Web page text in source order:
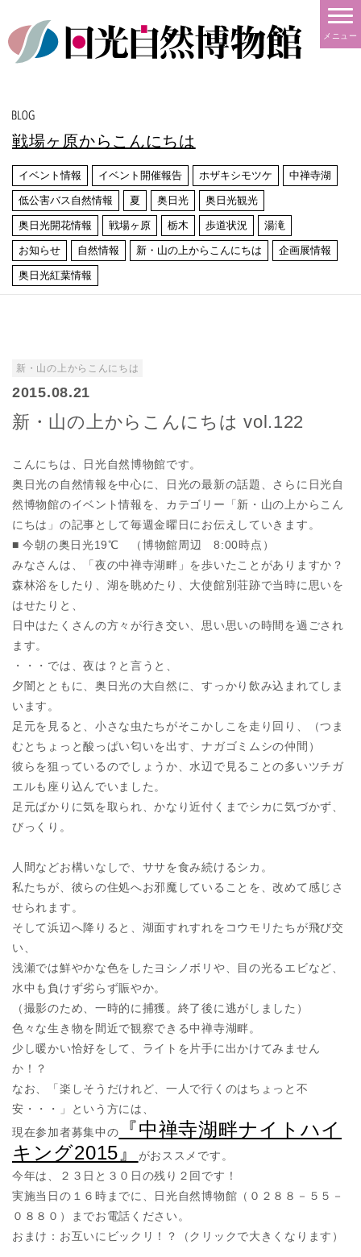
メニュー
戦場ヶ原からこんにちは
イベント情報 イベント開催報告 ホザキシモツケ 中禅寺湖
低公害バス自然情報 夏 奥日光 奥日光観光
奥日光開花情報 戦場ヶ原 栃木 歩道状況 湯滝
お知らせ 自然情報 新・山の上からこんにちは 企画展情報
奥日光紅葉情報
新・山の上からこんにちは
2015.08.21
新・山の上からこんにちは vol.122
こんにちは、日光自然博物館です。
奥日光の自然情報を中心に、日光の最新の話題、さらに日光自
然博物館のイベント情報を、カテゴリー「新・山の上からこん
にちは」の記事として毎週金曜日にお伝えしていきます。
■ 今朝の奥日光19℃ （博物館周辺 8:00時点）
みなさんは、「夜の中禅寺湖畔」を歩いたことがありますか？
森林浴をしたり、湖を眺めたり、大使館別荘跡で当時に思いを
はせたりと、
日中はたくさんの方々が行き交い、思い思いの時間を過ごされ
ます。
・・・では、夜は？と言うと、
夕闇とともに、奥日光の大自然に、すっかり飲み込まれてしま
います。
足元を見ると、小さな虫たちがそこかしこを走り回り、
（つま
むとちょっと酸っぱい匂いを出す、ナガゴミムシの仲間）
彼らを狙っているのでしょうか、水辺で見ることの多いツチガ
エルも座り込んでいました。
足元ばかりに気を取られ、かなり近付くまでシカに気づかず、
びっくり。
人間などお構いなしで、ササを食み続けるシカ。
私たちが、彼らの住処へお邪魔していることを、改めて感じさ
せられます。
そして浜辺へ降りると、湖面すれすれをコウモリたちが飛び交
い、
浅瀬では鮮やかな色をしたヨシノボリや、目の光るエビなど、
水中も負けず劣らず賑やか。
（撮影のため、一時的に捕獲。終了後に逃がしました）
色々な生き物を間近で観察できる中禅寺湖畔。
少し暖かい恰好をして、ライトを片手に出かけてみません
か！？
なお、「楽しそうだけれど、一人で行くのはちょっと不
安・・・」という方には、
現在参加者募集中の
『中禅寺湖畔ナイトハイ
キング2015』
がおススメです。
今年は、２３日と３０日の残り２回です！
実施当日の１６時までに、日光自然博物館（０２８８－５５－
０８８０）までお電話ください。
おまけ：お互いにビックリ！？（クリックで大きくなります）